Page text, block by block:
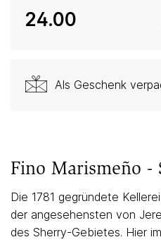
24.00
Als Geschenk
Fino Marismeño -
Die 1781 gegründete
der angesehensten von
des Sherry-Gebietes. Hier